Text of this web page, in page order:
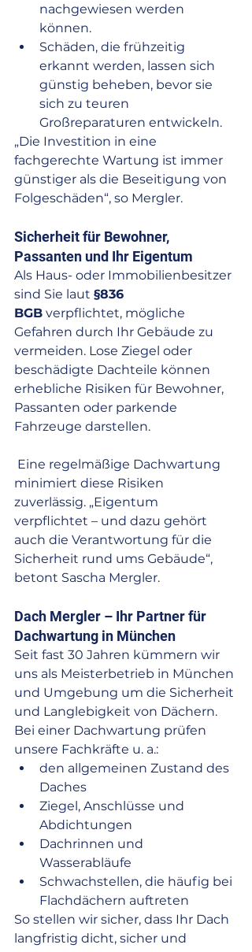
nachgewiesen werden
können.
Schäden, die frühzeitig
erkannt werden, lassen sich
günstig beheben, bevor sie
sich zu teuren
Großreparaturen entwickeln.
„Die Investition in eine
fachgerechte Wartung ist immer
günstiger als die Beseitigung von
Folgeschäden“, so Mergler.
Sicherheit für Bewohner,
Passanten und Ihr Eigentum
Als Haus- oder Immobilienbesitzer
sind Sie laut §836
BGB verpflichtet, mögliche
Gefahren durch Ihr Gebäude zu
vermeiden. Lose Ziegel oder
beschädigte Dachteile können
erhebliche Risiken für Bewohner,
Passanten oder parkende
Fahrzeuge darstellen.
minimiert diese Risiken
zuverlässig. „Eigentum
verpflichtet – und dazu gehört
auch die Verantwortung für die
Sicherheit rund ums Gebäude“,
betont Sascha Mergler.
Dach Mergler – Ihr Partner für
Dachwartung in München
Seit fast 30 Jahren kümmern wir
uns als Meisterbetrieb in München
und Umgebung um die Sicherheit
und Langlebigkeit von Dächern.
Bei einer Dachwartung prüfen
unsere Fachkräfte u. a.:
den allgemeinen Zustand des
Daches
Ziegel, Anschlüsse und
Abdichtungen
Dachrinnen und
Wasserabläufe
Schwachstellen, die häufig bei
Flachdächern auftreten
So stellen wir sicher, dass Ihr Dach
langfristig dicht, sicher und